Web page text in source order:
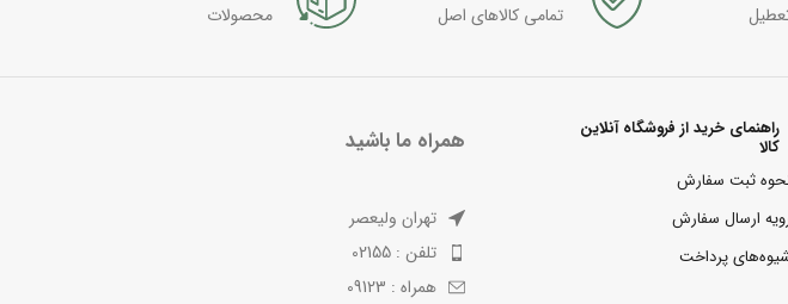
تمامی کالاهای اصل
محصولات
راهنمای خرید از فروشگاه آنلاین
کالا
ثبت سفارش
ارسال سفارش
پرداخت
همراه ما باشید
تهران ولیعصر
تلفن : 02155
همراه : 09123